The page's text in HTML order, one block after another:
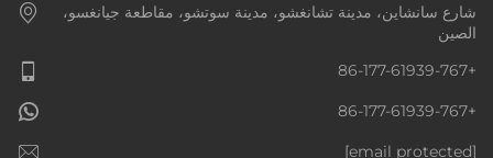
شارع سانشاين، مدينة تشانغشو، مدينة سوتشو، مقاطعة جيانغسو،
الصين
+86-177-61939-767
+86-177-61939-767
[email protected]